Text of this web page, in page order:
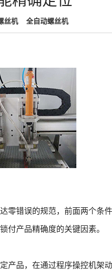
丝机 全自动螺丝机
零错误的规范，前面两个条
锁付产品精确度的关键因素
产品，在通过程序操控机架